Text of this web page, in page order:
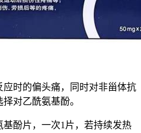
时的偏头痛，同时对非甾体抗
对乙酰氨基酚。
酚片，一次1片，若持续发热